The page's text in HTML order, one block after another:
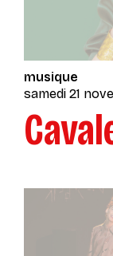
musique
samedi 21